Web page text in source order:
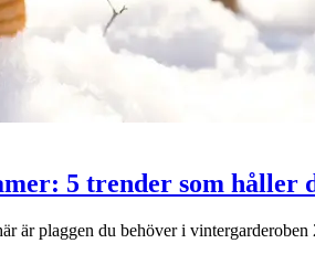
5 trender som håller
är plaggen du behöver i vintergarderoben